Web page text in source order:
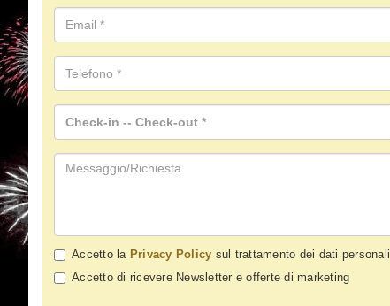
Accetto la Privacy Policy sul trattamento dei dati personali
Accetto di ricevere Newsletter e offerte di marketing